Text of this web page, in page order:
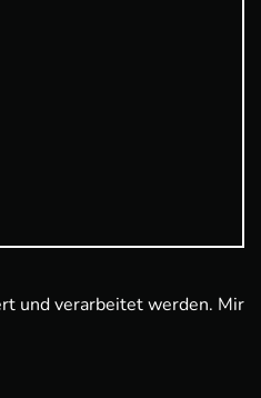
und verarbeitet werden. Mir